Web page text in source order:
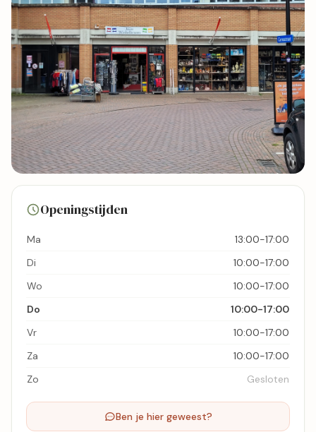
Bekijk kaart
Openingstijden
Ma
13:00-17:00
Di
10:00-17:00
Wo
10:00-17:00
Do
10:00-17:00
Vr
10:00-17:00
Za
10:00-17:00
Zo
Gesloten
Ben je hier geweest?